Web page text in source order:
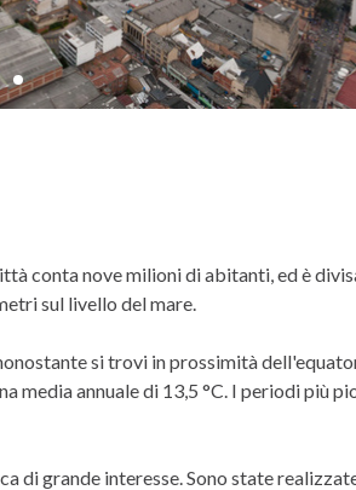
conta nove milioni di abitanti, ed è
sul livello del mare.
si trovi in prossimità
media annuale di 13,5 °C. I periodi più
di grande interesse. Sono state